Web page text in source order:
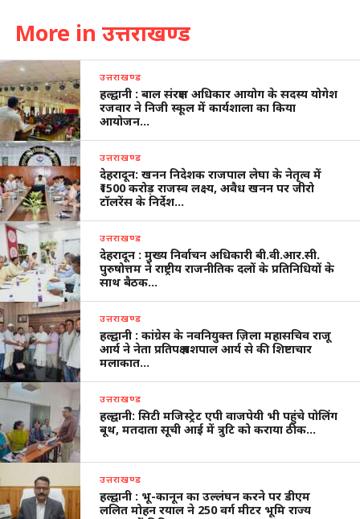
More in उत्तराखण्ड
उत्तराखण्ड
हल्द्वानी : बाल संरक्षण अधिकार आयोग के सदस्य योगेश
रजवार ने निजी स्कूल में कार्यशाला का किया
आयोजन…
उत्तराखण्ड
देहरादून: खनन निदेशक राजपाल लेघा के नेतृत्व में
₹1500 करोड़ राजस्व लक्ष्य, अवैध खनन पर जीरो
टॉलरेंस के निर्देश…
उत्तराखण्ड
देहरादून : मुख्य निर्वाचन अधिकारी बी.वी.आर.सी.
पुरुषोत्तम ने राष्ट्रीय राजनीतिक दलों के प्रतिनिधियों के
साथ बैठक…
उत्तराखण्ड
हल्द्वानी : कांग्रेस के नवनियुक्त ज़िला महासचिव राजू
आर्य ने नेता प्रतिपक्ष यशपाल आर्य से की शिष्टाचार
मलाकात…
उत्तराखण्ड
हल्द्वानी: सिटी मजिस्ट्रेट एपी वाजपेयी भी पहुंचे पोलिंग
बूथ, मतदाता सूची आई में त्रुटि को कराया ठीक…
उत्तराखण्ड
हल्द्वानी : भू-कानून का उल्लंघन करने पर डीएम
ललित मोहन रयाल ने 250 वर्ग मीटर भूमि राज्य